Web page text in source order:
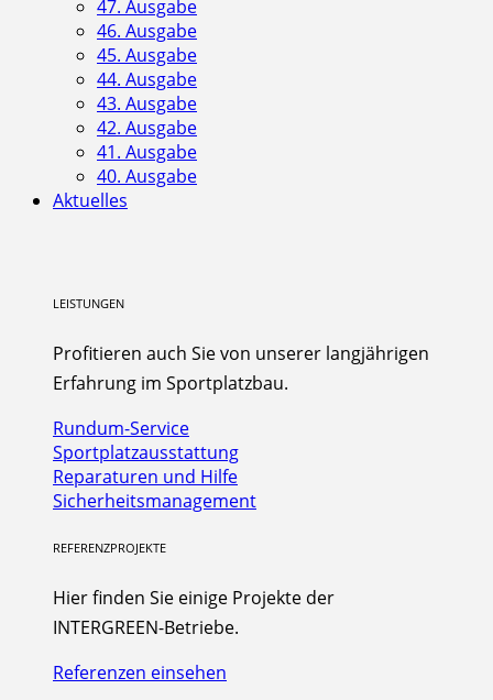
47. Ausgabe
46. Ausgabe
45. Ausgabe
44. Ausgabe
43. Ausgabe
42. Ausgabe
41. Ausgabe
40. Ausgabe
Aktuelles
LEISTUNGEN
Profitieren auch Sie von unserer langjährigen
Erfahrung im Sportplatzbau.
Rundum-Service
Sportplatzausstattung
Reparaturen und Hilfe
Sicherheitsmanagement
REFERENZPROJEKTE
Hier finden Sie einige Projekte der
INTERGREEN-Betriebe.
Referenzen einsehen